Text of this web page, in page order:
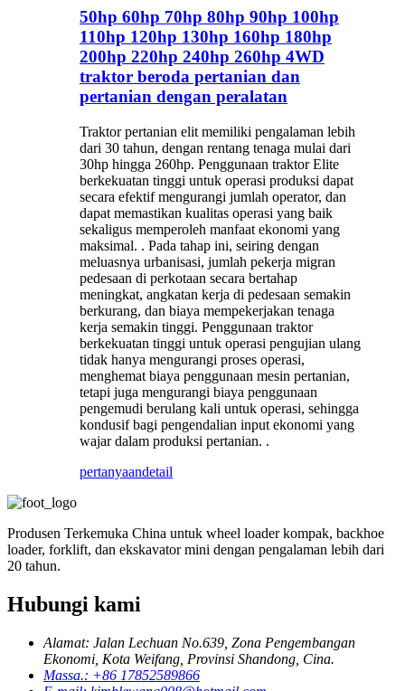
50hp 60hp 70hp 80hp 90hp 100hp
110hp 120hp 130hp 160hp 180hp
200hp 220hp 240hp 260hp 4WD
traktor beroda pertanian dan
pertanian dengan peralatan
Traktor pertanian elit memiliki pengalaman lebih
dari 30 tahun, dengan rentang tenaga mulai dari
30hp hingga 260hp. Penggunaan traktor Elite
berkekuatan tinggi untuk operasi produksi dapat
secara efektif mengurangi jumlah operator, dan
dapat memastikan kualitas operasi yang baik
sekaligus memperoleh manfaat ekonomi yang
maksimal. . Pada tahap ini, seiring dengan
meluasnya urbanisasi, jumlah pekerja migran
pedesaan di perkotaan secara bertahap
meningkat, angkatan kerja di pedesaan semakin
berkurang, dan biaya mempekerjakan tenaga
kerja semakin tinggi. Penggunaan traktor
berkekuatan tinggi untuk operasi pengujian ulang
tidak hanya mengurangi proses operasi,
menghemat biaya penggunaan mesin pertanian,
tetapi juga mengurangi biaya penggunaan
pengemudi berulang kali untuk operasi, sehingga
kondusif bagi pengendalian input ekonomi yang
wajar dalam produksi pertanian. .
pertanyaandetail
Produsen Terkemuka China untuk wheel loader kompak, backhoe
loader, forklift, dan ekskavator mini dengan pengalaman lebih dari
20 tahun.
Hubungi kami
Alamat: Jalan Lechuan No.639, Zona Pengembangan
Ekonomi, Kota Weifang, Provinsi Shandong, Cina.
Massa.: +86 17852589866